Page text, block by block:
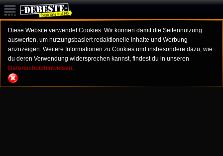
Diese Website verwendet Cookies. Wir können damit die Seitennutzung
auswerten, um nutzungsbasiert redaktionelle Inhalte und Werbung
anzuzeigen. Weitere Informationen zu Cookies und insbesondere dazu, wie
du deren Verwendung widersprechen kannst, findest du in unseren
Datenschutzhinweisen.